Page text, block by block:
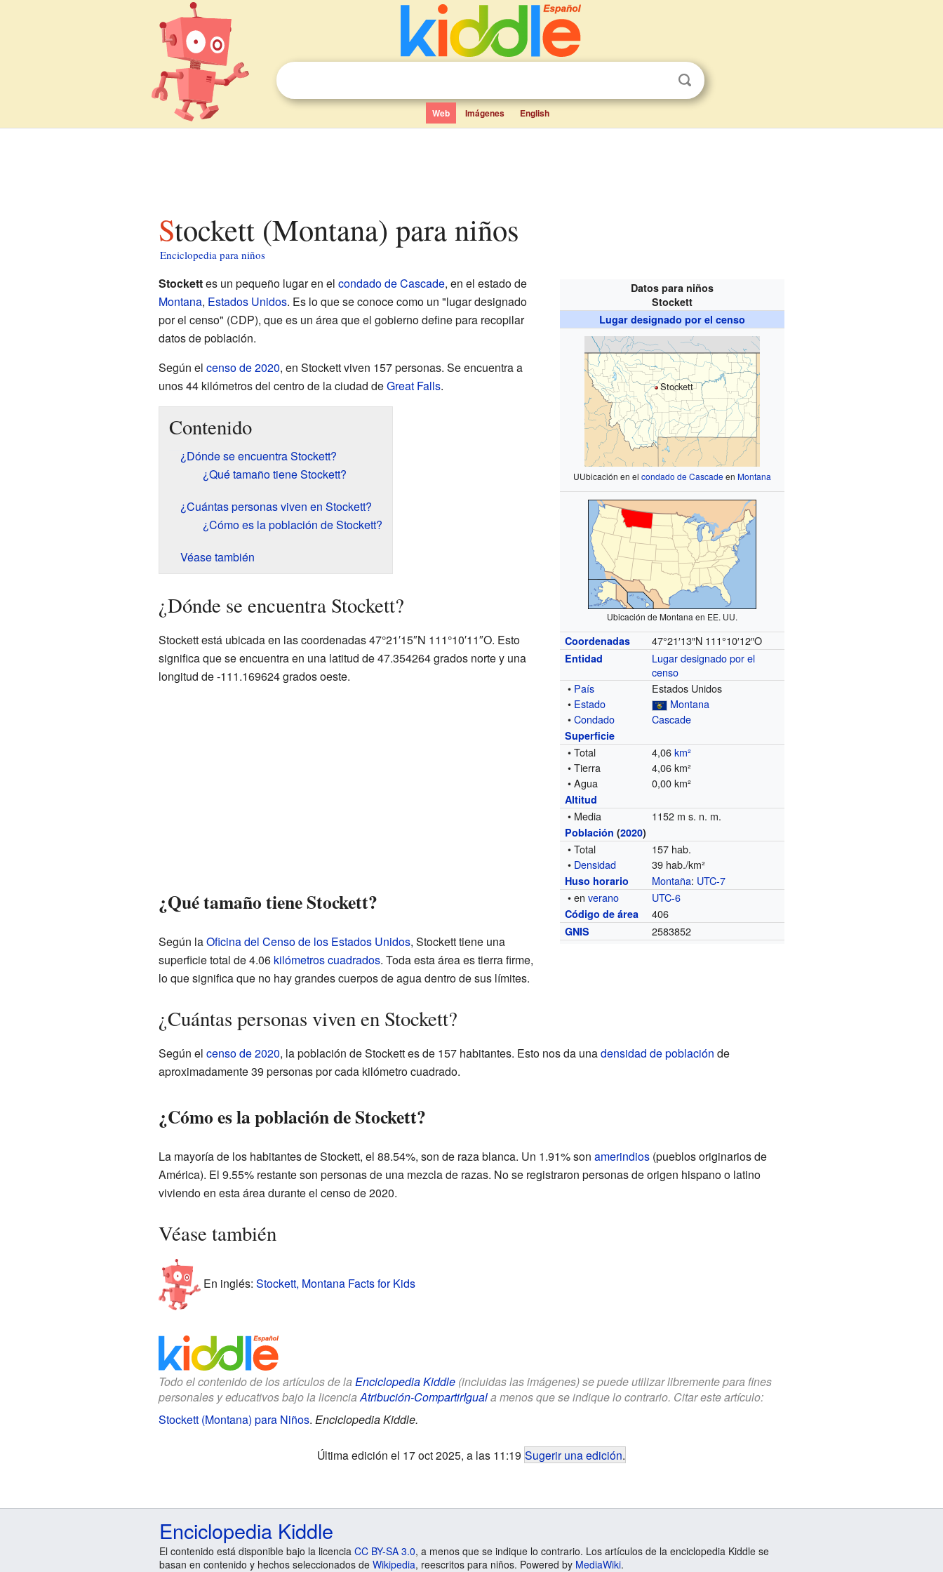
Web Imágenes English
Stockett (Montana) para niños
Enciclopedia para niños
Datos para niños
Stockett
Lugar designado por el censo
Stockett
UUbicación en elcondado de CascadeenMontana
Ubicación de Montana en EE. UU.
Coordenadas 47°21′13″N 111°10′12″O
Entidad
Lugar designado por el
censo
• País
Estados Unidos
• Estado
Montana
•Condado Cascade
Superficie
• Total 4,06km²
• Tierra
4,06 km²
• Agua
0,00 km²
Altitud
• Media 1152 m s. n. m.
Población (2020)
• Total
157 hab.
• Densidad 39 hab./km²
Huso horario Montaña: UTC-7
• enverano UTC-6
Código de área 406
GNIS 2583852
Stockettes un pequeño lugar en el condado de Cascade, en el estado de
Montana, Estados Unidos. Es lo que se conoce como un "lugar designado
por el censo" (CDP), que es un área que el gobierno define para recopilar
datos de población.
Según el censo de 2020, en Stockett viven 157 personas. Se encuentra a
unos 44 kilómetros del centro de la ciudad deGreat Falls.
Contenido
¿Dónde se encuentra Stockett?
¿Qué tamaño tiene Stockett?
¿Cuántas personas viven en Stockett?
¿Cómo es la población de Stockett?
Véase también
¿Dónde se encuentra Stockett?
Stockett está ubicada en las coordenadas 47°21′15″N 111°10′11″O. Esto
significa que se encuentra en una latitud de 47.354264 grados norte y una
longitud de -111.169624 grados oeste.
¿Qué tamaño tiene Stockett?
Según laOficina del Censo de los Estados Unidos, Stockett tiene una
superficie total de 4.06 kilómetros cuadrados. Toda esta área es tierra firme,
lo que significa que no hay grandes cuerpos de agua dentro de sus límites.
¿Cuántas personas viven en Stockett?
Según el censo de 2020, la población de Stockett es de 157 habitantes. Esto nos da unadensidad de población de
aproximadamente 39 personas por cada kilómetro cuadrado.
¿Cómo es la población de Stockett?
La mayoría de los habitantes de Stockett, el 88.54%, son de raza blanca. Un 1.91% son amerindios(pueblos originarios de
América). El 9.55% restante son personas de una mezcla de razas. No se registraron personas de origen hispano o latino
viviendo en esta área durante el censo de 2020.
Véase también
En inglés: Stockett, Montana Facts for Kids
Todo el contenido de los artículos de la Enciclopedia Kiddle(incluidas las imágenes) se puede utilizar libremente para fines
personales y educativos bajo la licenciaAtribución-CompartirIguala menos que se indique lo contrario. Citar este artículo:
Stockett (Montana) para Niños. Enciclopedia Kiddle.
Última edición el 17 oct 2025, a las 11:19 Sugerir una edición.
Enciclopedia Kiddle
El contenido está disponible bajo la licencia CC BY-SA 3.0, a menos que se indique lo contrario. Los artículos de la enciclopedia Kiddle se
basan en contenido y hechos seleccionados de Wikipedia, reescritos para niños. Powered by MediaWiki.